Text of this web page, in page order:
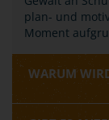
plan- und
Moment
WARUM